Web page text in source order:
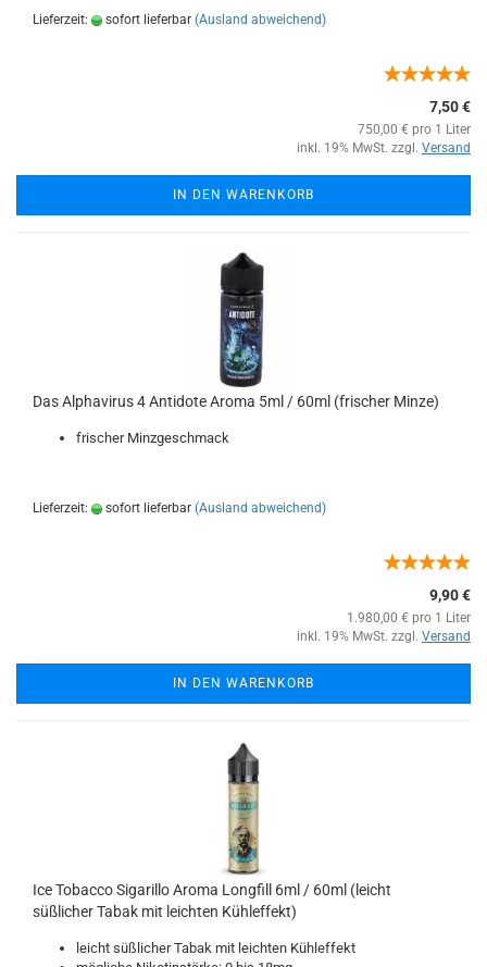
Lieferzeit: sofort lieferbar (Ausland abweichend)
7,50 €
750,00 € pro 1 Liter
inkl. 19% MwSt. zzgl. Versand
IN DEN WARENKORB
Das Alphavirus 4 Antidote Aroma 5ml / 60ml (frischer Minze)
frischer Minzgeschmack
Lieferzeit: sofort lieferbar (Ausland abweichend)
9,90 €
1.980,00 € pro 1 Liter
inkl. 19% MwSt. zzgl. Versand
IN DEN WARENKORB
Ice Tobacco Sigarillo Aroma Longfill 6ml / 60ml (leicht
süßlicher Tabak mit leichten Kühleffekt)
leicht süßlicher Tabak mit leichten Kühleffekt